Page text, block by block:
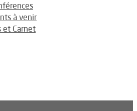
à venir
et Carnet